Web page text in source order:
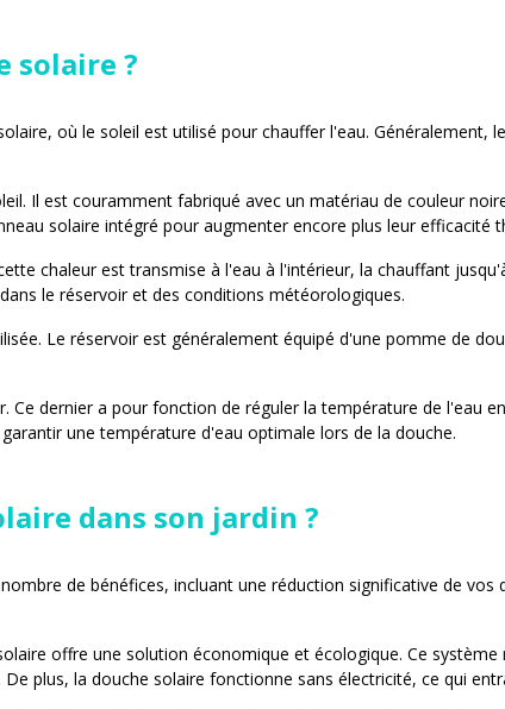
solaire ?
où le soleil est utilisé pour chauffer l'eau. Généralement,
Il est couramment fabriqué avec un matériau de couleur
solaire intégré pour augmenter encore plus leur efficacité
chaleur est transmise à l'eau à l'intérieur, la chauffant
le réservoir et des conditions météorologiques.
Le réservoir est généralement équipé d'une pomme de
Ce dernier a pour fonction de réguler la température de l'eau
une température d'eau optimale lors de la douche.
dans son jardin ?
de bénéfices, incluant une réduction significative de
offre une solution économique et écologique. Ce
plus, la douche solaire fonctionne sans électricité, ce qui